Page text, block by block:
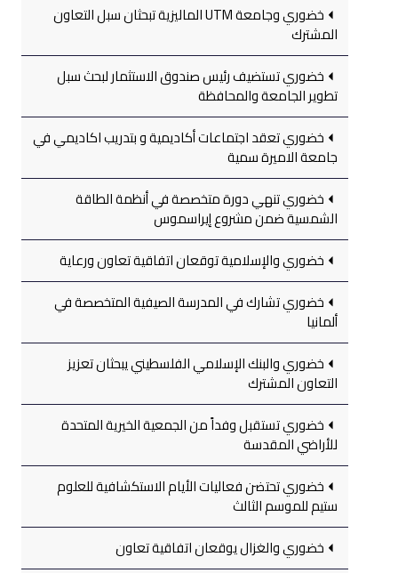
خضوري وجامعة UTM الماليزية تبحثان سبل التعاون
المشترك
خضوري تستضيف رئيس صندوق الاستثمار لبحث سبل
تطوير الجامعة والمحافظة
خضوري تعقد اجتماعات أكاديمية و بتدريب اكاديمي في
جامعة الاميرة سمية
خضوري تنهي دورة متخصصة في أنظمة الطاقة
الشمسية ضمن مشروع إيراسموس
خضوري والإسلامية توقعان اتفاقية تعاون ورعاية
خضوري تشارك في المدرسة الصيفية المتخصصة في
ألمانيا
خضوري والبنك الإسلامي الفلسطيني يبحثان تعزيز
التعاون المشترك
خضوري تستقبل وفداً من الجمعية الخيرية المتحدة
للأراضي المقدسة
خضوري تحتضن فعاليات الأيام الاستكشافية للعلوم
ستيم للموسم الثالث
خضوري والغزال يوقعان اتفاقية تعاون